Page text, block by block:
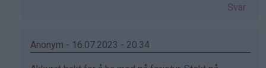
Svar
Anonym - 16.07.2023 - 20:34